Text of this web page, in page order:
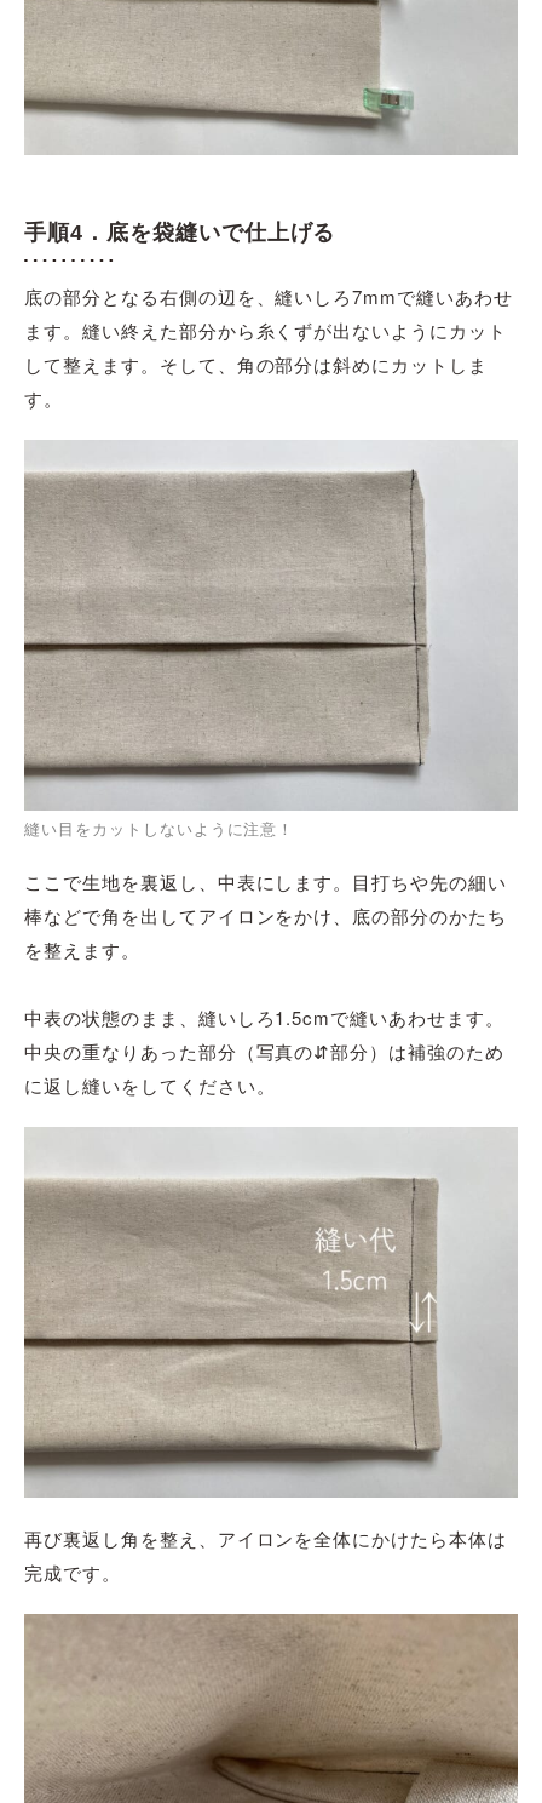
手順4．底を袋縫いで仕上げる
底の部分となる右側の辺を、縫いしろ7mmで縫いあわせ
ます。縫い終えた部分から糸くずが出ないようにカット
して整えます。そして、角の部分は斜めにカットしま
す。
縫い目をカットしないように注意！
ここで生地を裏返し、中表にします。目打ちや先の細い
棒などで角を出してアイロンをかけ、底の部分のかたち
を整えます。
中表の状態のまま、縫いしろ1.5cmで縫いあわせます。
中央の重なりあった部分（写真の⇵部分）は補強のため
に返し縫いをしてください。
再び裏返し角を整え、アイロンを全体にかけたら本体は
完成です。